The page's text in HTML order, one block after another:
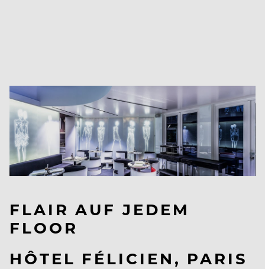
FLAIR AUF JEDEM
FLOOR
HÔTEL FÉLICIEN, PARIS